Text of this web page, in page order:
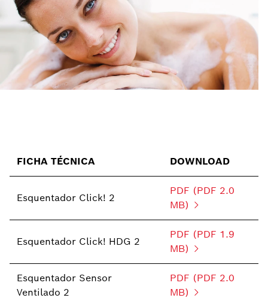
FICHA TÉCNICA DOWNLOAD
Esquentador Click! 2
PDF (PDF 2.0
MB)
Esquentador Click! HDG 2
PDF (PDF 1.9
MB)
Esquentador Sensor
Ventilado 2
PDF (PDF 2.0
MB)